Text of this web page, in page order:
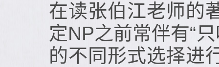
在读张伯江老师的
定NP之前常伴有“
的不同形式选择进